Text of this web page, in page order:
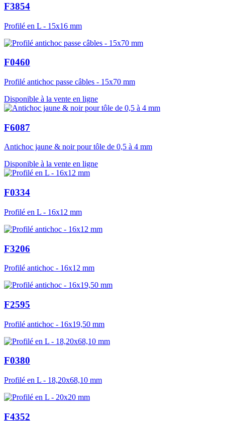
F3854
Profilé en L - 15x16 mm
F0460
Profilé antichoc passe câbles - 15x70 mm
Disponible à la vente en ligne
F6087
Antichoc jaune & noir pour tôle de 0,5 à 4 mm
Disponible à la vente en ligne
F0334
Profilé en L - 16x12 mm
F3206
Profilé antichoc - 16x12 mm
F2595
Profilé antichoc - 16x19,50 mm
F0380
Profilé en L - 18,20x68,10 mm
F4352